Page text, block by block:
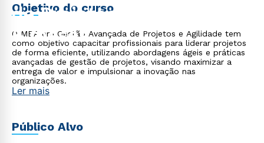
de Projetos e Agilidade -
6 meses
Objetivo do curso
O MBA em Gestão Avançada de Projetos e Agilidade tem
como objetivo capacitar profissionais para liderar projetos
de forma eficiente, utilizando abordagens ágeis e práticas
avançadas de gestão de projetos, visando maximizar a
entrega de valor e impulsionar a inovação nas
organizações.
Ler mais
Público Alvo